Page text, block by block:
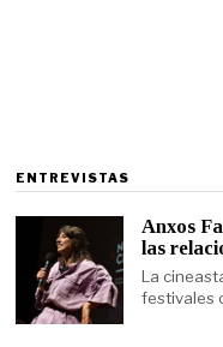
ENTREVISTAS
Anxos
las
La
festivales